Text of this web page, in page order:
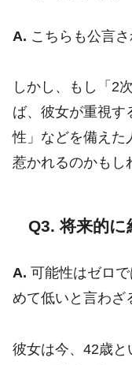
A. こちらも公言さ
しかし、もし「2
ば、彼女が重視す
性」などを備えた
惹かれるのかもし
Q3. 将来的に
A. 可能性はゼロ
めて低いと言わざ
彼女は今、42歳